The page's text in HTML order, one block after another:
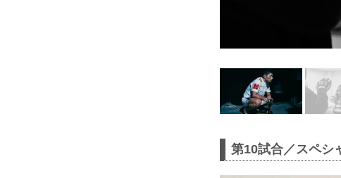
第10試合／スペシ